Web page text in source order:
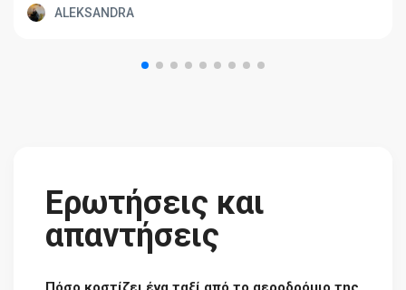
ALEKSANDRA
Ερωτήσεις και
απαντήσεις